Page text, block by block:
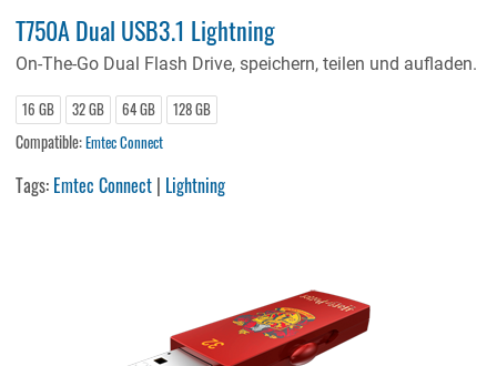
T750A Dual USB3.1 Lightning
On-The-Go Dual Flash Drive, speichern, teilen und aufladen.
16 GB 32 GB 64 GB 128 GB
Compatible:Emtec Connect
Tags: Emtec Connect | Lightning